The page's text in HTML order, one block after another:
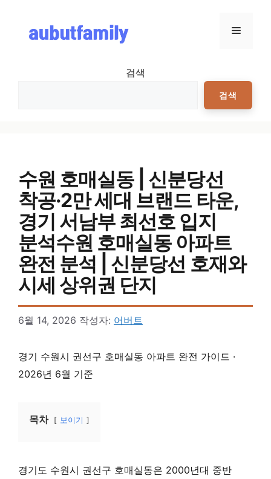
메뉴
검색
검색
수원 호매실동 | 신분당선
착공·2만 세대 브랜드 타운,
경기 서남부 최선호 입지
분석수원 호매실동 아파트
완전 분석 | 신분당선 호재와
시세 상위권 단지
6월 14, 2026 작성자: 어버트
경기 수원시 권선구 호매실동 아파트 완전 가이드 ·
2026년 6월 기준
목차 보이기
경기도 수원시 권선구 호매실동은 2000년대 중반